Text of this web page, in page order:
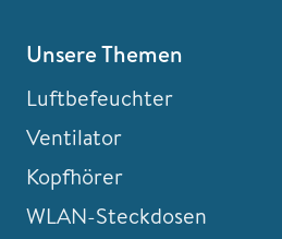
Unsere Themen
Luftbefeuchter
Ventilator
Kopfhörer
WLAN-Steckdosen